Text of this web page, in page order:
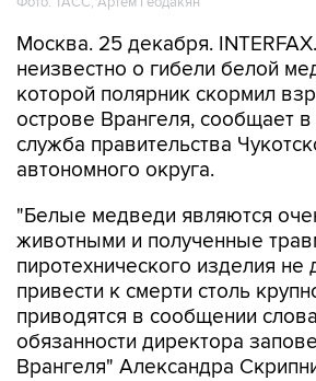
Москва. 25 декабря.
неизвестно о гибели белой
которой полярник скормил
острове Врангеля, сообщает в
служба правительства
автономного округа.
"Белые медведи являются
животными и полученные
пиротехнического изделия
привести к смерти столь
приводятся в сообщении
обязанности директора
Врангеля" Александра